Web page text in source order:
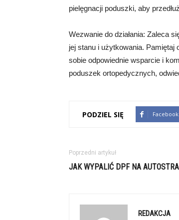
pielęgnacji poduszki, aby
Wezwanie do działania: Zaleca
jej stanu i użytkowania.
sobie odpowiednie wsparcie i
poduszek ortopedycznych,
PODZIEL SIĘ Facebook
Poprzedni artykuł
JAK WYPALIĆ DPF NA
REDAKCJA